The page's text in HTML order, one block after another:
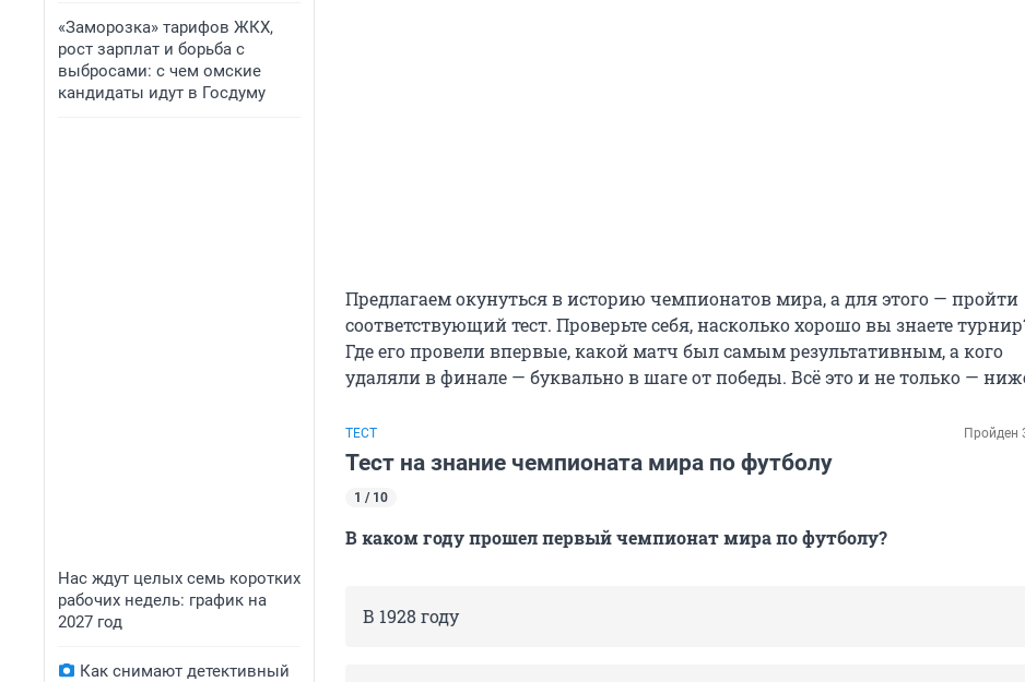
«Заморозка» тарифов ЖКХ,
рост зарплат и борьба с
выбросами: с чем омские
кандидаты идут в Госдуму
Нас ждут целых семь коротких
рабочих недель: график на
2027 год
Как снимают детективный
Предлагаем окунуться в историю чемпионатов мира, а для этого — пройти
соответствующий тест. Проверьте себя, насколько хорошо вы знаете
Где его провели впервые, какой матч был самым результативным, а кого
удаляли в финале — буквально в шаге от победы. Всё это и не только —
ТЕСТ Пройден
Тест на знание чемпионата мира по футболу
1 / 10
В каком году прошел первый чемпионат мира по футболу?
В 1928 году